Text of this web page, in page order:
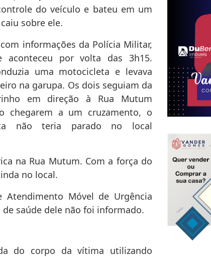
do veículo e bateu em um
sobre ele.
informações da Polícia Militar,
aconteceu por volta das 3h15.
uma motocicleta e levava
na garupa. Os dois seguiam da
em direção à Rua Mutum
chegarem a um cruzamento, o
não teria parado no local
na Rua Mutum. Com a força do
no local.
Móvel de Urgência
saúde dele não foi informado.
do corpo da vítima utilizando